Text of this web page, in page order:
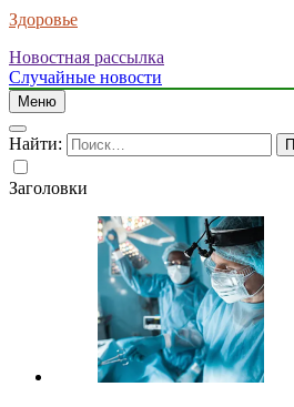
Здоровье
Новостная рассылка
Случайные новости
Меню
Найти:
Заголовки